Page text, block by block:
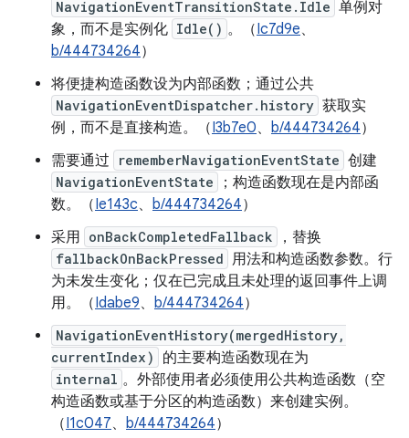
NavigationEventTransitionState.Idle 单例对
象，而不是实例化 Idle() 。（Ic7d9e、
b/444734264）
将便捷构造函数设为内部函数；通过公共
NavigationEventDispatcher.history 获取实
例，而不是直接构造。（I3b7e0、 b/444734264）
需要通过
rememberNavigationEventState 创建
NavigationEventState
；构造函数现在是内部函
数。（Ie143c、 b/444734264）
采用 onBackCompletedFallback ，替换
fallbackOnBackPressed 用法和构造函数参数。行
为未发生变化；仅在已完成且未处理的返回事件上调
用。（Idabe9、 b/444734264）
NavigationEventHistory(mergedHistory,
currentIndex)
的主要构造函数现在为
internal 。外部使用者必须使用公共构造函数（空
构造函数或基于分区的构造函数）来创建实例。
（I1c047、 b/444734264）